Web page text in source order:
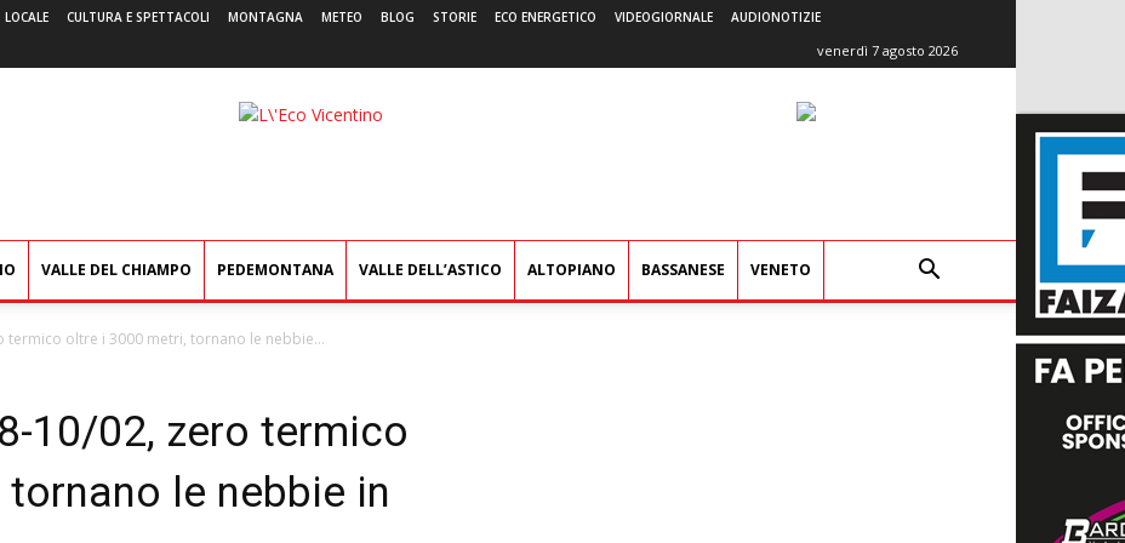
CULTURA E SPETTACOLI MONTAGNA METEO BLOG STORIE ECO ENERGETICO VIDEOGIORNALE AUDIONOTIZIE
venerdì 7 agosto 2026
L'Eco
VALLE DEL CHIAMPO PEDEMONTANA VALLE DELL’ASTICO ALTOPIANO BASSANESE VENETO
termico oltre i 3000 metri, tornano le nebbie...
10/02, zero termico
le nebbie in